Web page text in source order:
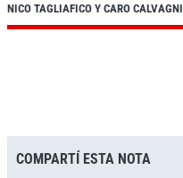
NICO TAGLIAFICO Y CARO CALVAGNI
COMPARTÍ ESTA NOTA